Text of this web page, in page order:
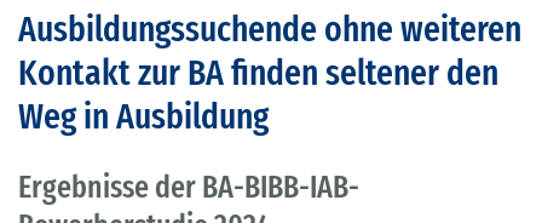
Ausbildungssuchende ohne weiteren
Kontakt zur BA finden seltener den
Weg in Ausbildung
Ergebnisse der BA-BIBB-IAB-